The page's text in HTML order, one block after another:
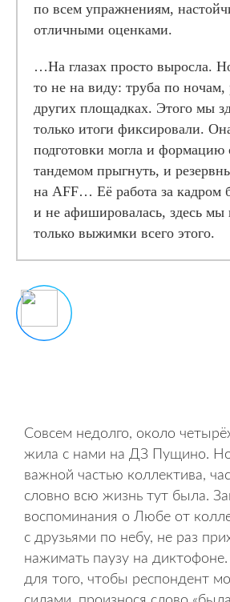
по всем упражнениям,
отличными оценками.
…На глазах просто выросла.
то не на виду: труба по ночам,
других площадках. Этого мы
только итоги фиксировали.
подготовки могла и формацию
тандемом прыгнуть, и
на AFF… Её работа за кадром
и не афишировалась, здесь мы
только выжимки всего этого.
Совсем недолго, около
жила с нами на ДЗ Пущино. Но
важной частью коллектива,
словно всю жизнь тут была.
воспоминания о Любе от
с друзьями по небу, не раз
нажимать паузу на
для того, чтобы респондент